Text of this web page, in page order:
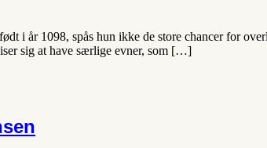
i år 1098, spås hun ikke de store chancer for
sig at have særlige evner, som […]